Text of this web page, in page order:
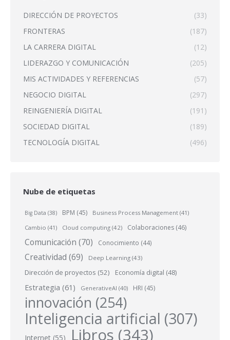
DIRECCIÓN DE PROYECTOS
(33)
FRONTERAS
(187)
LA CARRERA DIGITAL
(12)
LIDERAZGO Y COMUNICACIÓN
(205)
MIS ACTIVIDADES Y REFERENCIAS
(57)
NEGOCIO DIGITAL
(297)
REINGENIERÍA DIGITAL
(191)
SOCIEDAD DIGITAL
(189)
TECNOLOGÍA DIGITAL
(496)
Nube de etiquetas
Big Data (38) BPM (45) Business Process Management (41)
Cambio (41) Cloud computing (42) Colaboraciones (46)
Comunicación (70) Conocimiento (44)
Creatividad (69) Deep Learning (43)
Dirección de proyectos (52) Economía digital (48)
Estrategia (61) GenerativeAI (40) HRI (45)
innovación (254)
Inteligencia artificial (307)
Internet (55) Libros (343)